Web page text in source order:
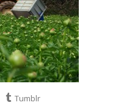
Tumblr